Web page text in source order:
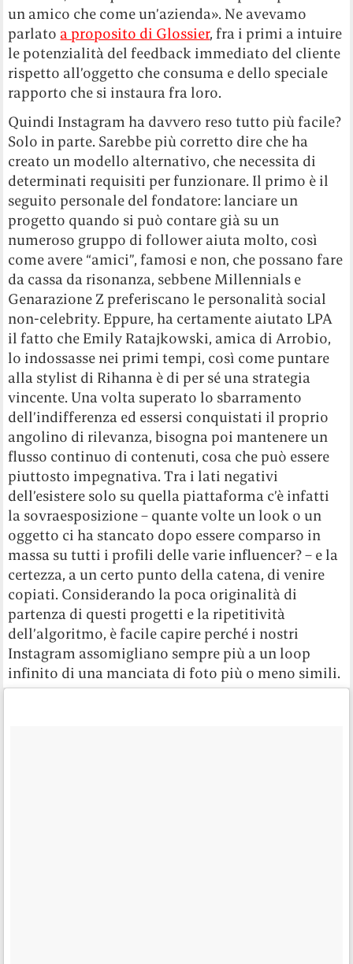
un amico che come un’azienda». Ne avevamo
parlato a proposito di Glossier, fra i primi a intuire
le potenzialità del feedback immediato del cliente
rispetto all’oggetto che consuma e dello speciale
rapporto che si instaura fra loro.
Quindi Instagram ha davvero reso tutto più facile?
Solo in parte. Sarebbe più corretto dire che ha
creato un modello alternativo, che necessita di
determinati requisiti per funzionare. Il primo è il
seguito personale del fondatore: lanciare un
progetto quando si può contare già su un
numeroso gruppo di follower aiuta molto, così
come avere “amici”, famosi e non, che possano fare
da cassa da risonanza, sebbene Millennials e
Genarazione Z preferiscano le personalità social
non-celebrity. Eppure, ha certamente aiutato LPA
il fatto che Emily Ratajkowski, amica di Arrobio,
lo indossasse nei primi tempi, così come puntare
alla stylist di Rihanna è di per sé una strategia
vincente. Una volta superato lo sbarramento
dell’indifferenza ed essersi conquistati il proprio
angolino di rilevanza, bisogna poi mantenere un
flusso continuo di contenuti, cosa che può essere
piuttosto impegnativa. Tra i lati negativi
dell’esistere solo su quella piattaforma c’è infatti
la sovraesposizione – quante volte un look o un
oggetto ci ha stancato dopo essere comparso in
massa su tutti i profili delle varie influencer? – e la
certezza, a un certo punto della catena, di venire
copiati. Considerando la poca originalità di
partenza di questi progetti e la ripetitività
dell’algoritmo, è facile capire perché i nostri
Instagram assomigliano sempre più a un loop
infinito di una manciata di foto più o meno simili.